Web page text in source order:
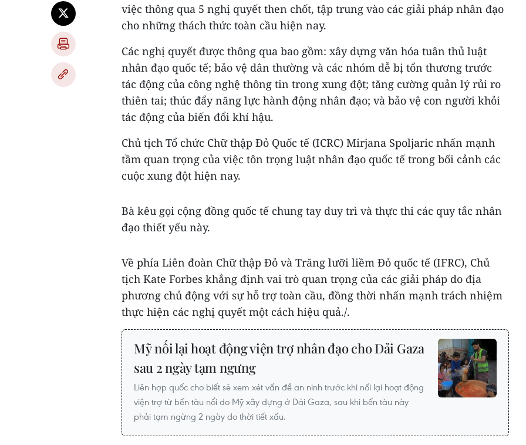
việc thông qua 5 nghị quyết then chốt, tập trung vào các giải pháp nhân đạo
cho những thách thức toàn cầu hiện nay.
Các nghị quyết được thông qua bao gồm: xây dựng văn hóa tuân thủ luật
nhân đạo quốc tế; bảo vệ dân thường và các nhóm dễ bị tổn thương trước
tác động của công nghệ thông tin trong xung đột; tăng cường quản lý rủi ro
thiên tai; thúc đẩy năng lực hành động nhân đạo; và bảo vệ con người khỏi
tác động của biến đổi khí hậu.
Chủ tịch Tổ chức Chữ thập Đỏ Quốc tế (ICRC) Mirjana Spoljaric nhấn mạnh
tầm quan trọng của việc tôn trọng luật nhân đạo quốc tế trong bối cảnh các
cuộc xung đột hiện nay.
Bà kêu gọi cộng đồng quốc tế chung tay duy trì và thực thi các quy tắc nhân
đạo thiết yếu này.
Về phía Liên đoàn Chữ thập Đỏ và Trăng lưỡi liềm Đỏ quốc tế (IFRC), Chủ
tịch Kate Forbes khẳng định vai trò quan trọng của các giải pháp do địa
phương chủ động với sự hỗ trợ toàn cầu, đồng thời nhấn mạnh trách nhiệm
thực hiện các nghị quyết một cách hiệu quả./.
Mỹ nối lại hoạt động viện trợ nhân đạo cho Dải Gaza
sau 2 ngày tạm ngưng
Liên hợp quốc cho biết sẽ xem xét vấn đề an ninh trước khi nối lại hoạt động
viện trợ từ bến tàu nổi do Mỹ xây dựng ở Dải Gaza, sau khi bến tàu này
phải tạm ngừng 2 ngày do thời tiết xấu.